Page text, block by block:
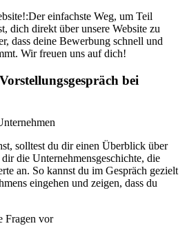
Der einfachste Weg, um Teil
dich direkt über unsere Website zu
dass deine Bewerbung schnell und
Wir freuen uns auf dich!
bei
solltest du dir einen Überblick über
die Unternehmensgeschichte, die
an. So kannst du im Gespräch gezielt
eingehen und zeigen, dass du
Fragen vor